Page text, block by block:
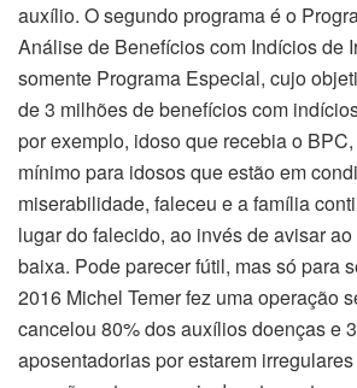
auxílio. O segundo programa é o
Análise de Benefícios com Indícios de
somente Programa Especial, cujo
de 3 milhões de benefícios com
por exemplo, idoso que recebia o
mínimo para idosos que estão em
miserabilidade, faleceu e a família
lugar do falecido, ao invés de avisar
baixa. Pode parecer fútil, mas só para
2016 Michel Temer fez uma operação
cancelou 80% dos auxílios doenças e
aposentadorias por estarem